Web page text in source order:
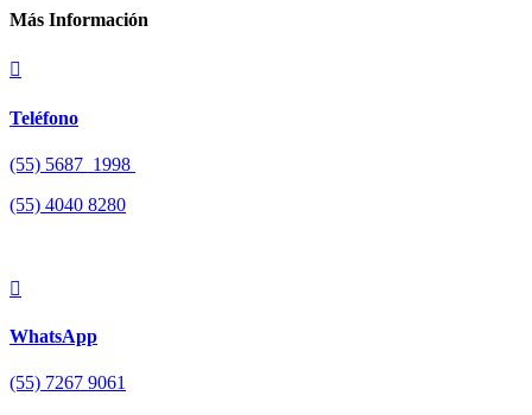
Más Información

Teléfono
(55) 5687 1998
(55) 4040 8280

WhatsApp
(55) 7267 9061